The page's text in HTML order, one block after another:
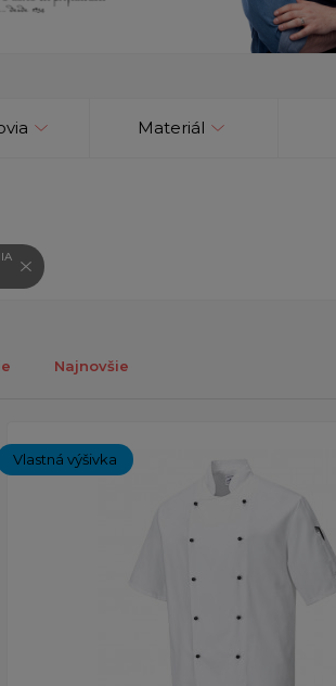
Materiál
Najnovšie
Vlastná výšivka